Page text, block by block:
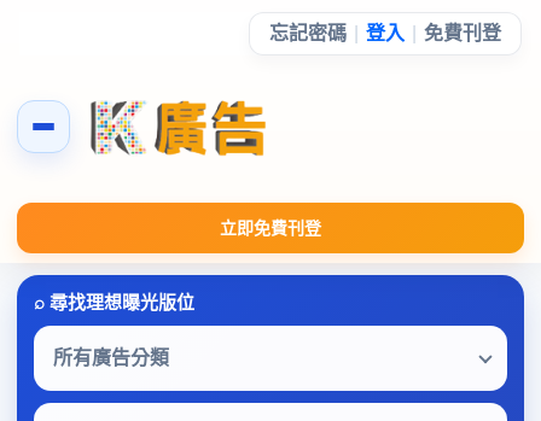
立即免費刊登
忘記密碼 登入 免費刊登
所有廣告分類